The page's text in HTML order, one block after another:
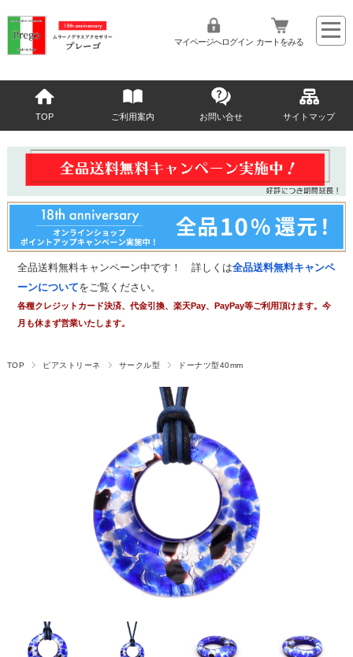
マイページへログイン カートをみる
TOP ご利用案内 お問い合せ サイトマップ
全品送料無料キャンペーン中です！ 詳しくは全品送料無料キャンペ
ーンについてをご覧ください。
各種クレジットカード決済、代金引換、楽天Pay、PayPay等ご利用頂けます。今
月も休まず営業いたします。
TOP ピアストリーネ サークル型 ドーナツ型40mm